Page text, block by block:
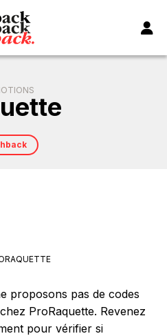
proposons pas de codes
ProRaquette. Revenez
pour vérifier si